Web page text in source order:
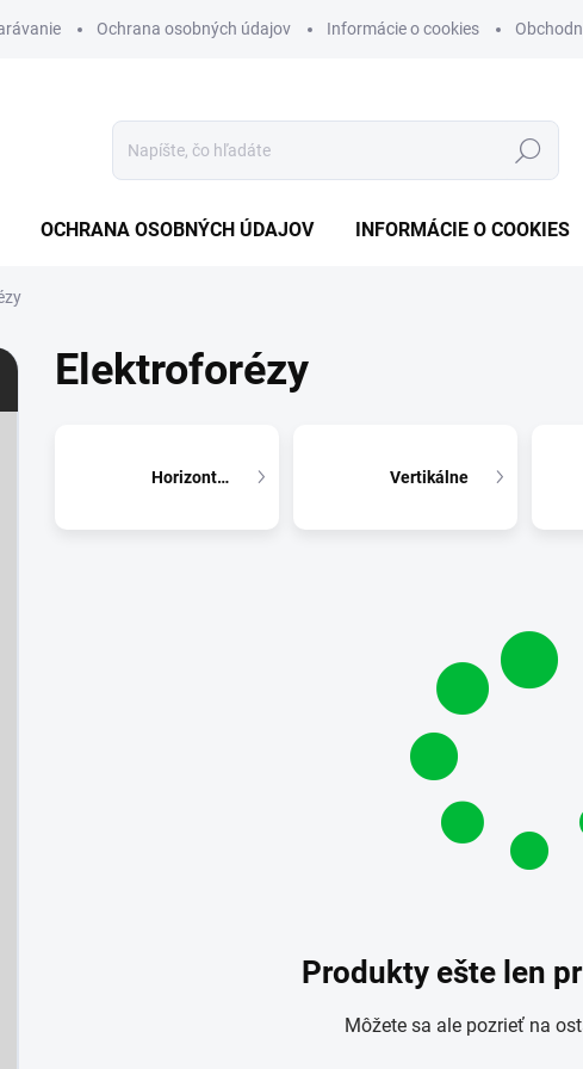
Ochrana osobných údajov Informácie o cookies
Hľadať
OCHRANA OSOBNÝCH ÚDAJOV INFORMÁCIE O COOKIES
Elektroforézy
Horizontálne Vertikálne
Produkty ešte len
Môžete sa ale pozrieť na